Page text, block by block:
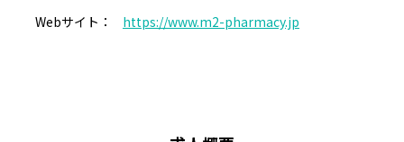
Webサイト： https://www.m2-pharmacy.jp